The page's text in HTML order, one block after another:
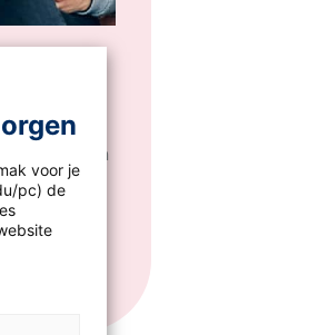
en
voor je
pc) de